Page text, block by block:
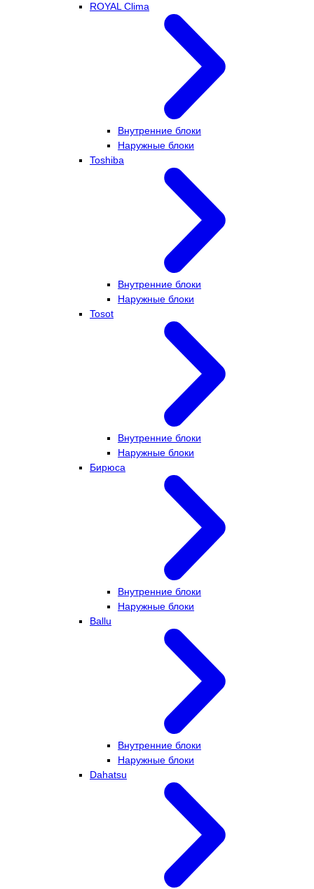
ROYAL Clima
Внутренние блоки
Наружные блоки
Toshiba
Внутренние блоки
Наружные блоки
Tosot
Внутренние блоки
Наружные блоки
Бирюса
Внутренние блоки
Наружные блоки
Ballu
Внутренние блоки
Наружные блоки
Dahatsu